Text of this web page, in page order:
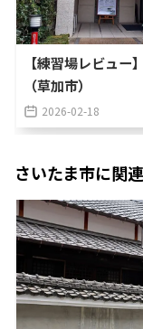
【練習場レビュー
（草加市）
2026-02-18
さいたま市に関